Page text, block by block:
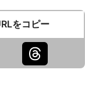
をコピー